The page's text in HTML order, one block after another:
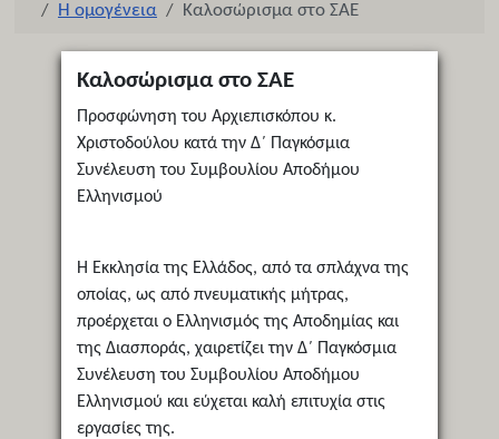
Η ομογένεια
Καλοσώρισμα στο ΣΑΕ
Καλοσώρισμα στο ΣΑΕ
Προσφώνηση του Αρχιεπισκόπου κ.
Χριστοδούλου κατά την Δ΄ Παγκόσμια
Συνέλευση του Συμβουλίου Αποδήμου
Ελληνισμού
Η Εκκλησία της Ελλάδος, από τα σπλάχνα της
οποίας, ως από πνευματικής μήτρας,
προέρχεται ο Ελληνισμός της Αποδημίας και
της Διασποράς, χαιρετίζει την Δ΄ Παγκόσμια
Συνέλευση του Συμβουλίου Αποδήμου
Ελληνισμού και εύχεται καλή επιτυχία στις
εργασίες της.